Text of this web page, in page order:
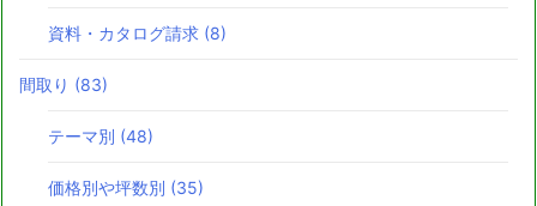
資料・カタログ請求 (8)
間取り (83)
テーマ別 (48)
価格別や坪数別 (35)